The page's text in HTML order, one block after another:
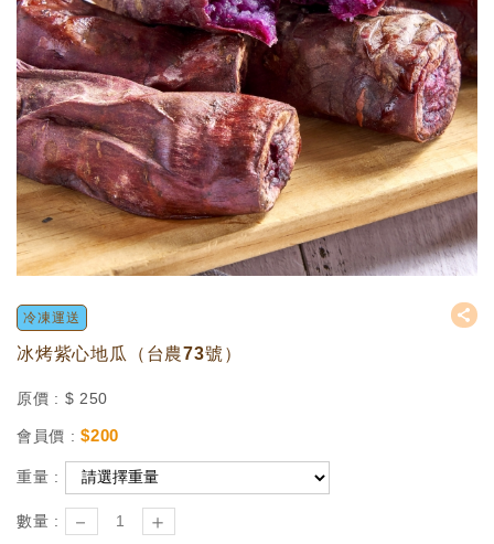
冷凍運送
冰烤紫心地瓜（台農73號）
原價 : $ 250
會員價 :$200
重量 :
數量 : － ＋